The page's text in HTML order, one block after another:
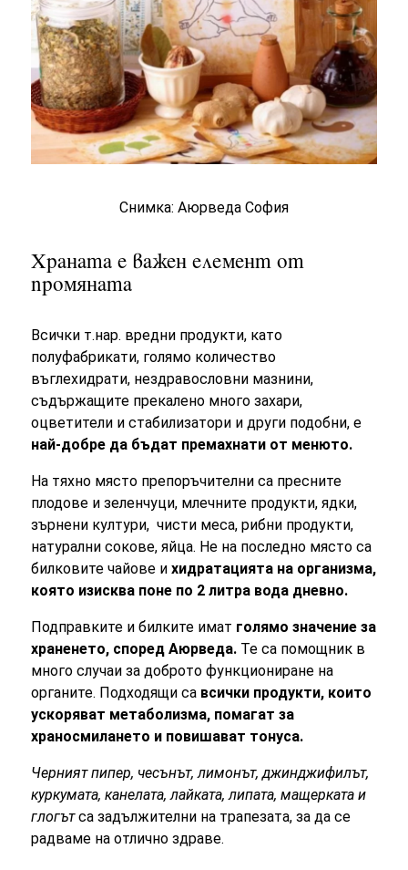
Снимка: Аюрведа София
Храната е важен елемент от
промяната
Всички т.нар. вредни продукти, като
полуфабрикати, голямо количество
въглехидрати, нездравословни мазнини,
съдържащите прекалено много захари,
оцветители и стабилизатори и други подобни, е
най-добре да бъдат премахнати от менюто.
На тяхно място препоръчителни са пресните
плодове и зеленчуци, млечните продукти, ядки,
зърнени култури, чисти меса, рибни продукти,
натурални сокове, яйца. Не на последно място са
билковите чайове ихидратацията на организма,
която изисква поне по 2 литра вода дневно.
Подправките и билките имат голямо значение за
храненето, според Аюрведа. Те са помощник в
много случаи за доброто функциониране на
органите. Подходящи са всички продукти, които
ускоряват метаболизма, помагат за
храносмилането и повишават тонуса.
Черният пипер, чесънът, лимонът, джинджифилът,
куркумата, канелата, лайката, липата, мащерката и
глогътса задължителни на трапезата, за да се
радваме на отлично здраве.